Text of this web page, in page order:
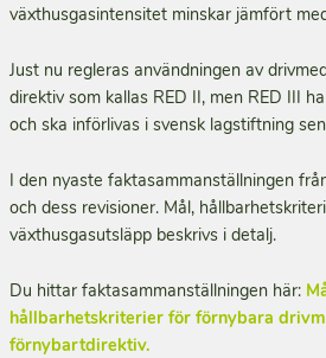
växthusgasintensitet minskar jämfört
Just nu regleras användningen av
direktiv som kallas RED II, men RED III
och ska införlivas i svensk lagstiftning
I den nyaste faktasammanställningen
och dess revisioner. Mål,
växthusgasutsläpp beskrivs i detalj.
Du hittar faktasammanställningen här:
hållbarhetskriterier för förnybara
förnybartdirektiv.